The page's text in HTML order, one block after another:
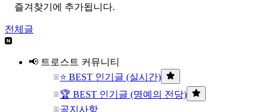
즐겨찾기에 추가됩니다.
전체글
📢 트로스트 커뮤니티
⭐ BEST 인기글 (실시간)
🏆 BEST 인기글 (명예의 전당)
공지사항